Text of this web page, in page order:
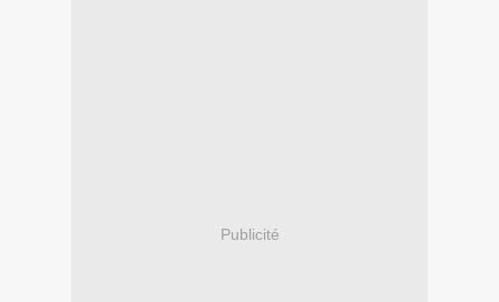
Publicité